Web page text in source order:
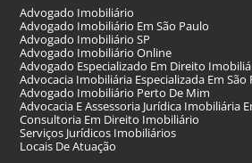
Advogado Imobiliário
Advogado Imobiliário Em São Paulo
Advogado Imobiliário SP
Advogado Imobiliário Online
Advogado Especializado Em Direito
Advocacia Imobiliária Especializada Em São
Advogado Imobiliário Perto De Mim
Advocacia E Assessoria Jurídica Imobiliária
Consultoria Em Direito Imobiliário
Serviços Jurídicos Imobiliários
Locais De Atuação